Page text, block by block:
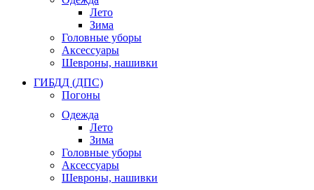
Лето
Зима
Головные уборы
Аксессуары
Шевроны, нашивки
ГИБДД (ДПС)
Погоны
Одежда
Лето
Зима
Головные уборы
Аксессуары
Шевроны, нашивки